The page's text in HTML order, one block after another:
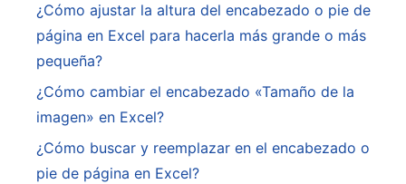
¿Cómo ajustar la altura del encabezado o pie de
página en Excel para hacerla más grande o más
pequeña?
¿Cómo cambiar el encabezado «Tamaño de la
imagen» en Excel?
¿Cómo buscar y reemplazar en el encabezado o
pie de página en Excel?